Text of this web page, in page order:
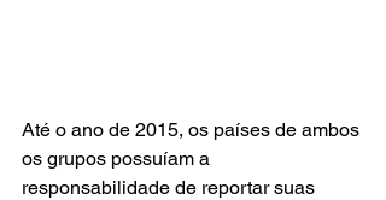
Até o ano de 2015, os países de ambos
os grupos possuíam a
responsabilidade de reportar suas